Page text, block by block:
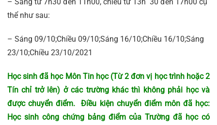
thể như sau:
– Sáng 09/10;Chiều 09/10;Sáng 16/10;Chiều 16/10;Sáng
23/10;Chiều 23/10/2021
Học sinh đã học Môn Tin học (Từ 2 đơn vị học trình hoặc 2
Tín chỉ trở lên) ở các trường khác thì không phải học và
được chuyển điểm. Điều kiện chuyển điểm môn đã học:
Học sinh công chứng bảng điểm của Trường đã học có